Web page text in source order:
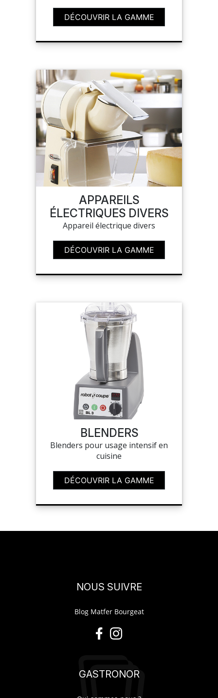
DÉCOUVRIR LA GAMME
APPAREILS
ÉLECTRIQUES DIVERS
Appareil électrique divers
DÉCOUVRIR LA GAMME
BLENDERS
Blenders pour usage intensif en
cuisine
DÉCOUVRIR LA GAMME
NOUS SUIVRE
Blog Matfer Bourgeat
GASTRONOR